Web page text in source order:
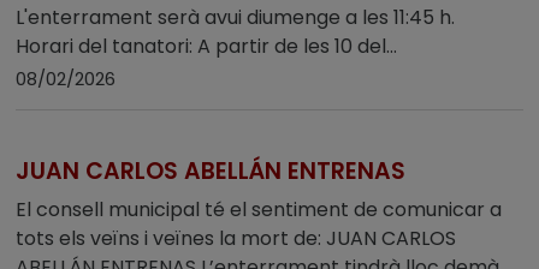
L'enterrament serà avui diumenge a les 11:45 h.
Horari del tanatori: A partir de les 10 del...
08/02/2026
JUAN CARLOS ABELLÁN ENTRENAS
El consell municipal té el sentiment de comunicar a
tots els veïns i veïnes la mort de: JUAN CARLOS